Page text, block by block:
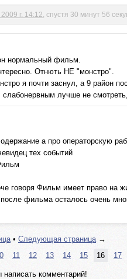
2009 г. 14:12 , спустя 30 минут 56
нормальный фильм.
Отнють НЕ "монстро".
я почти заснул, а 9 район
слабонервным лучше не
а про операторскую
тех событий
говоря Фильм имеет право на
фильма осталось очень
• Следующая страница→
11 12 13 14 15 16 17
написать комментарий!